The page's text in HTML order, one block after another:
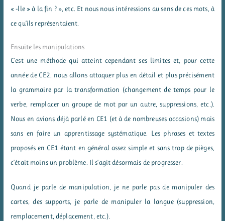
« -lle » à la fin ? », etc. Et nous nous intéressions au sens de ces mots, à
ce qu’ils représentaient.
Ensuite les manipulations
C’est une méthode qui atteint cependant ses limites et, pour cette
année de CE2, nous allons attaquer plus en détail et plus précisément
la grammaire par la transformation (changement de temps pour le
verbe, remplacer un groupe de mot par un autre, suppressions, etc.).
Nous en avions déjà parlé en CE1 (et à de nombreuses occasions) mais
sans en faire un apprentissage systématique. Les phrases et textes
proposés en CE1 étant en général assez simple et sans trop de pièges,
c’était moins un problème. Il s’agit désormais de progresser.
Quand je parle de manipulation, je ne parle pas de manipuler des
cartes, des supports, je parle de manipuler la langue (suppression,
remplacement, déplacement, etc.).